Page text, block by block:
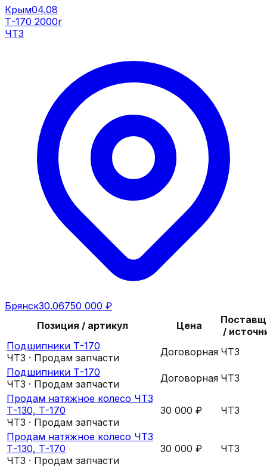
Крым04.08
Т-170 2000г
ЧТЗ
Брянск30.06750 000 ₽
Позиция / артикул
Цена
/
Подшипники Т-170
ЧТЗ · Продам запчасти
Договорная ЧТЗ
Подшипники Т-170
ЧТЗ · Продам запчасти
Договорная ЧТЗ
Продам натяжное колесо ЧТЗ
Т-130, Т-170
ЧТЗ · Продам запчасти
30 000 ₽ ЧТЗ
Продам натяжное колесо ЧТЗ
Т-130, Т-170
ЧТЗ · Продам запчасти
30 000 ₽ ЧТЗ